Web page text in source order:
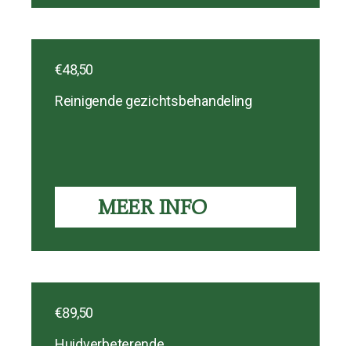
€48,50
Reinigende gezichtsbehandeling
MEER INFO
€89,50